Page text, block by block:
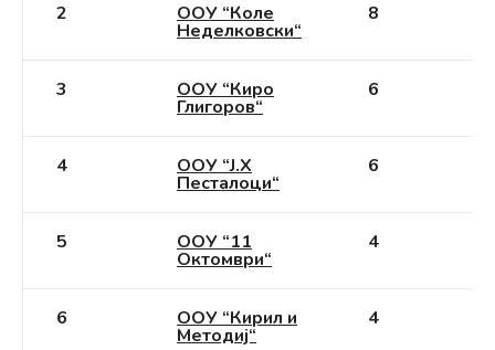
2 ООУ “Коле
Неделковски“
8
3 ООУ “Киро
Глигоров“
6
4 ООУ “Ј.Х
Песталоци“
6
5 ООУ “11
Октомври“
4
6 ООУ “Кирил и
Методиј“
4